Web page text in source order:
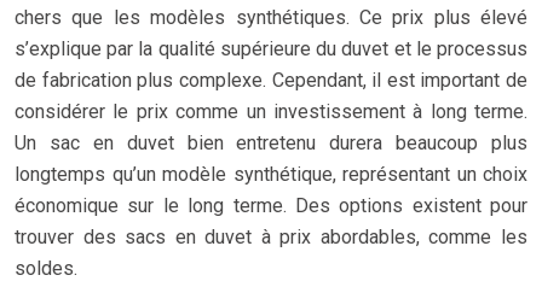
chers que les modèles synthétiques. Ce prix plus élevé
s’explique par la qualité supérieure du duvet et le processus
de fabrication plus complexe. Cependant, il est important de
considérer le prix comme un investissement à long terme.
Un sac en duvet bien entretenu durera beaucoup plus
longtemps qu’un modèle synthétique, représentant un choix
économique sur le long terme. Des options existent pour
trouver des sacs en duvet à prix abordables, comme les
soldes.